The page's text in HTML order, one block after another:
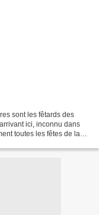
sont les fêtards des
ici, inconnu dans
toutes les fêtes de la